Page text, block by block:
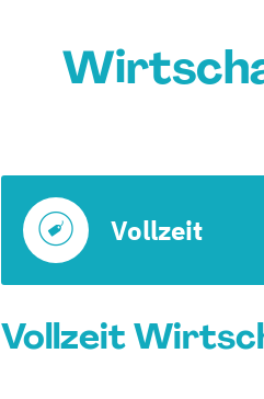
Vollzeit
Vollzeit